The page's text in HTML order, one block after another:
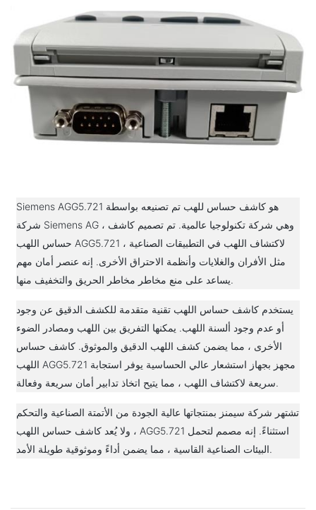
Siemens AGG5.721 هو كاشف حساس للهب تم تصنيعه بواسطة
شركة Siemens AG ، وهي شركة تكنولوجيا عالمية. تم تصميم كاشف
حساس اللهب AGG5.721 لاكتشاف اللهب في التطبيقات الصناعية ،
مثل الأفران والغلايات وأنظمة الاحتراق الأخرى. إنه عنصر أمان مهم
يساعد على منع مخاطر مخاطر الحريق والتخفيف منها.
يستخدم كاشف حساس اللهب تقنية متقدمة للكشف الدقيق عن وجود
أو عدم وجود ألسنة اللهب. يمكنها التفريق بين اللهب ومصادر الضوء
الأخرى ، مما يضمن كشف اللهب الدقيق والموثوق. كاشف حساس
اللهب AGG5.721 مجهز بجهاز استشعار عالي الحساسية يوفر استجابة
سريعة لاكتشاف اللهب ، مما يتيح اتخاذ تدابير أمان سريعة وفعالة.
تشتهر شركة سيمنز بمنتجاتها عالية الجودة من الأتمتة الصناعية والتحكم
، ولا يُعد كاشف حساس اللهب AGG5.721 استثناءً. إنه مصمم لتحمل
البيئات الصناعية القاسية ، مما يضمن أداءً وموثوقية طويلة الأمد.